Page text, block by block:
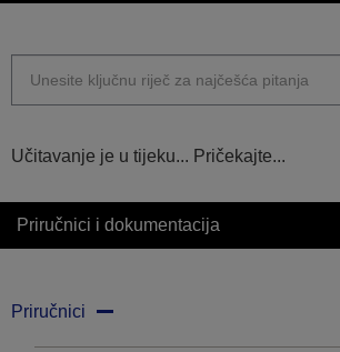
Učitavanje je u tijeku... Pričekajte...
Priručnici i dokumentacija
Priručnici